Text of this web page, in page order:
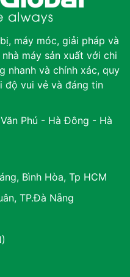
máy móc, giải pháp và
máy sản xuất với chi
nhanh và chính xác, quy
độ vui vẻ và đáng tin
Phú - Hà Đông - Hà
Bình Hòa, Tp HCM
TP.Đà Nẵng